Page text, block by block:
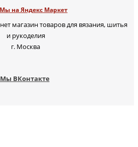
Мы на Яндекс Маркет
магазин товаров для вязания, шитья
и рукоделия
г. Москва
Мы ВКонтакте